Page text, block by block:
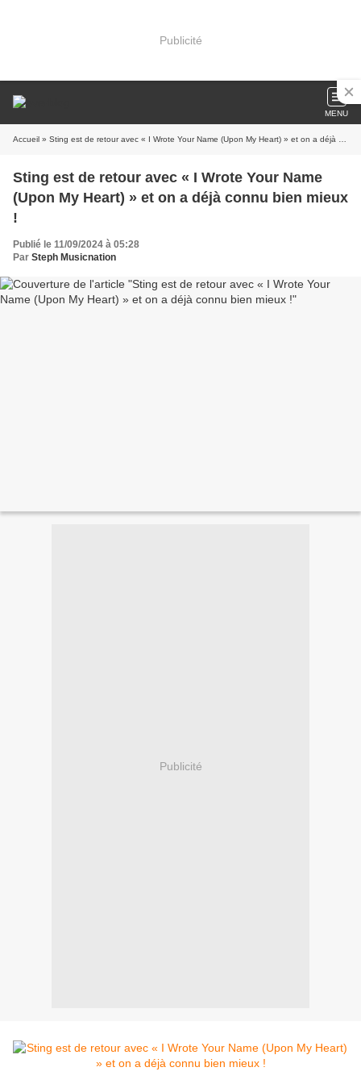
Publicité
MENU
Accueil » Sting est de retour avec « I Wrote Your Name (Upon My Heart) » et on a déjà connu bien mieux !
Sting est de retour avec « I Wrote Your Name
(Upon My Heart) » et on a déjà connu bien mieux
!
Publié le 11/09/2024 à 05:28
Par Steph Musicnation
Publicité